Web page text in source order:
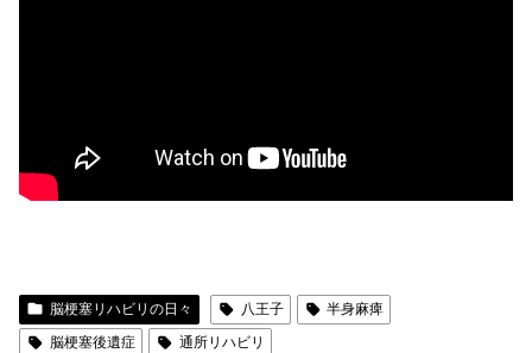
脳梗塞リハビリの日々 八王子
半身麻痺
脳梗塞後遺症
通所リハビリ